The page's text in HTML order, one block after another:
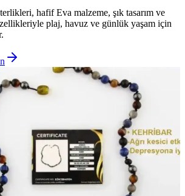
hafif Eva malzeme, şık tasarım ve
plaj, havuz ve günlük yaşam için